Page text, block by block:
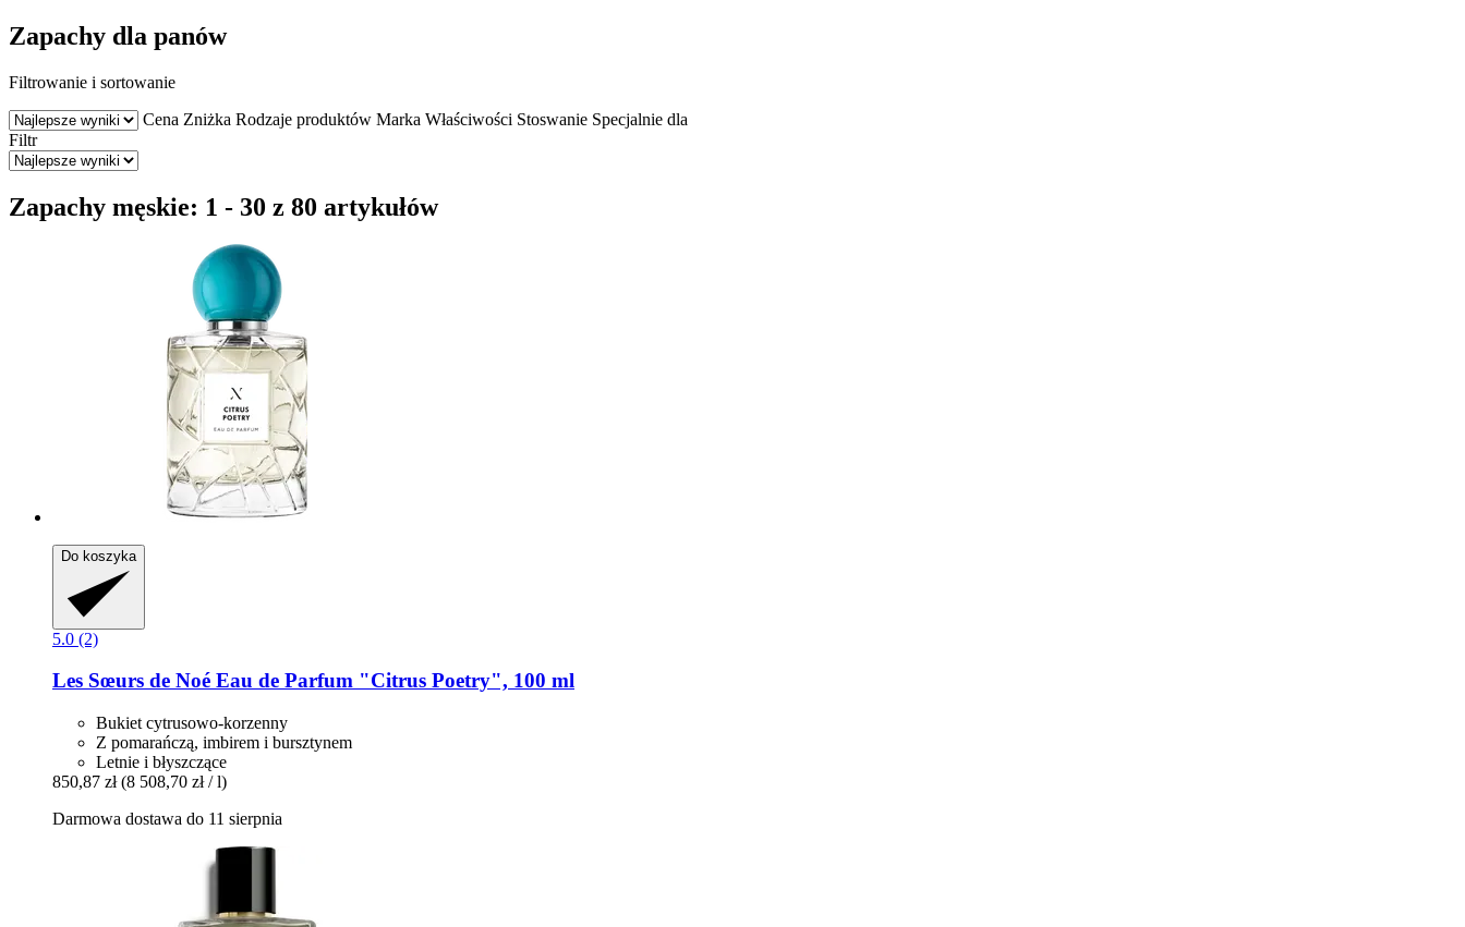
Zapachy dla panów
Filtrowanie i sortowanie
Cena Zniżka Rodzaje produktów Marka Właściwości Stoswanie Specjalnie dla
Filtr
Zapachy męskie: 1 - 30 z 80 artykułów
Do koszyka
5.0 (2)
Les Sœurs de Noé Eau de Parfum "Citrus Poetry", 100 ml
Bukiet cytrusowo-korzenny
Z pomarańczą, imbirem i bursztynem
Letnie i błyszczące
850,87 zł (8 508,70 zł / l)
Darmowa dostawa do 11 sierpnia